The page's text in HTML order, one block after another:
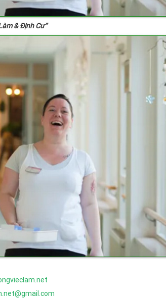
& Định Cư”